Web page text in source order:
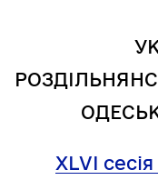
XLVI